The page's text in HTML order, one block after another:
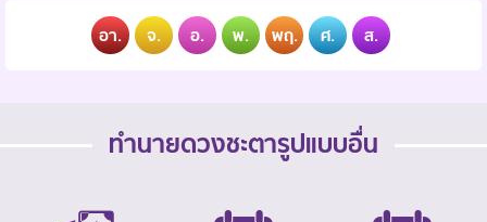
อา. จ. อ. พ. พฤ. ศ. ส.
ทำนายดวงชะตารูปแบบอื่น